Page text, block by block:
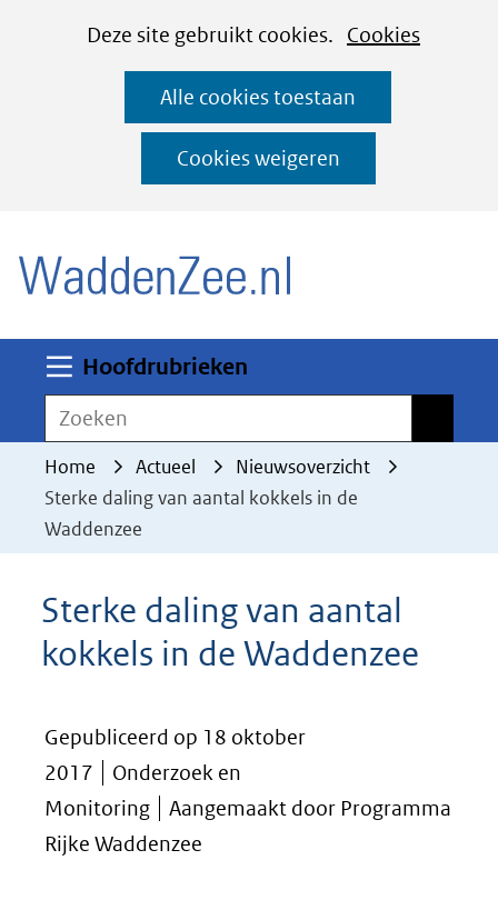
CookiesDeze site gebruikt cookies. Cookies
deze
worden
toegestaan
geweigerd.
Alle cookies toestaan
Cookies weigeren
Ga
naar
de
inhoud
Hoofdrubrieken
Zoeken
Home Actueel
Nieuwsoverzicht
Sterke daling van aantal kokkels in de
Waddenzee
Sterke daling van aantal
kokkels in de Waddenzee
Gepubliceerd op 18 oktober
2017
Onderzoek en
Monitoring
Aangemaakt door Programma
Rijke Waddenzee